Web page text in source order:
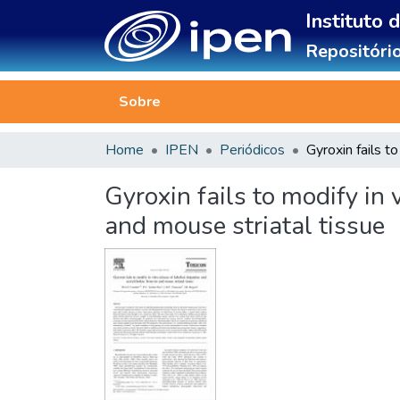
Instituto
Sobre
Home IPEN Periódicos
Gyroxin fails to modify in
and mouse striatal tissue